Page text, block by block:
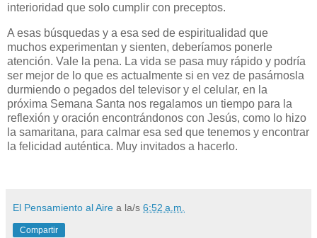
interioridad que solo cumplir con preceptos.
A esas búsquedas y a esa sed de espiritualidad que
muchos experimentan y sienten, deberíamos ponerle
atención. Vale la pena. La vida se pasa muy rápido y podría
ser mejor de lo que es actualmente si en vez de pasárnosla
durmiendo o pegados del televisor y el celular, en la
próxima Semana Santa nos regalamos un tiempo para la
reflexión y oración encontrándonos con Jesús, como lo hizo
la samaritana, para calmar esa sed que tenemos y encontrar
la felicidad auténtica. Muy invitados a hacerlo.
El Pensamiento al Aire a la/s 6:52 a.m.
Compartir